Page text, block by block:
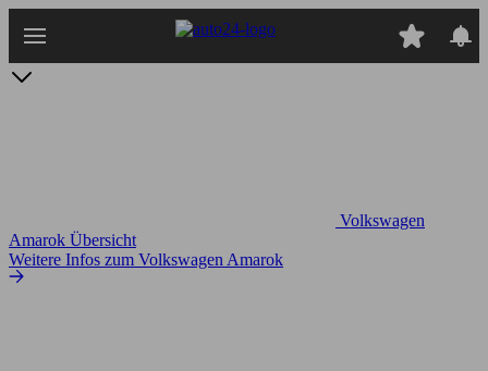
Hauptinhalt
Volkswagen
Amarok Übersicht
Weitere Infos zum Volkswagen Amarok